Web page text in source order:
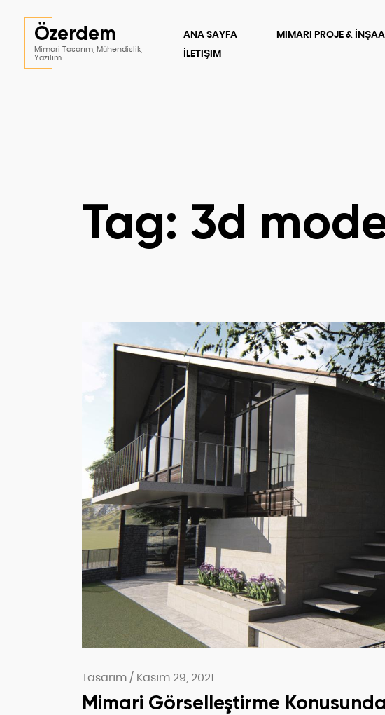
Özerdem
Mimari Tasarım, Mühendislik,
Yazılım
ANA SAYFA MIMARI PROJE &
İLETIŞIM
Tag: 3d
Tasarım/ Kasım 29, 2021
Mimari Görselleştirme